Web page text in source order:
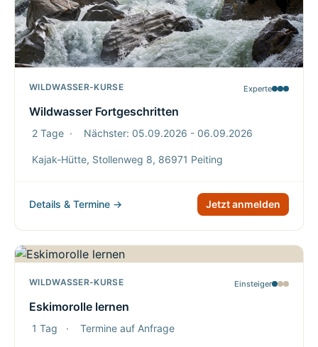
WILDWASSER-KURSE Experte
Wildwasser Fortgeschritten
2 Tage · Nächster: 05.09.2026 - 06.09.2026
Kajak-Hütte, Stollenweg 8, 86971 Peiting
Details & Termine → Jetzt anmelden
WILDWASSER-KURSE Einsteiger
Eskimorolle lernen
1 Tag · Termine auf Anfrage